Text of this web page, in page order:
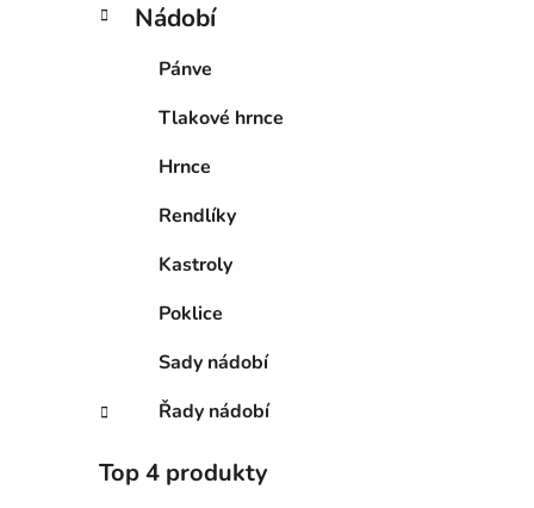
Nádobí
Pánve
Tlakové hrnce
Hrnce
Rendlíky
Kastroly
Poklice
Sady nádobí
Řady nádobí
Top 4 produkty